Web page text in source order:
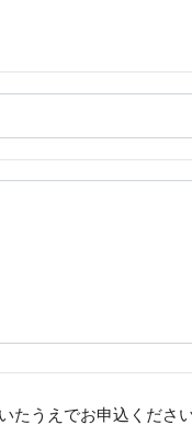
たうえでお申込くださ